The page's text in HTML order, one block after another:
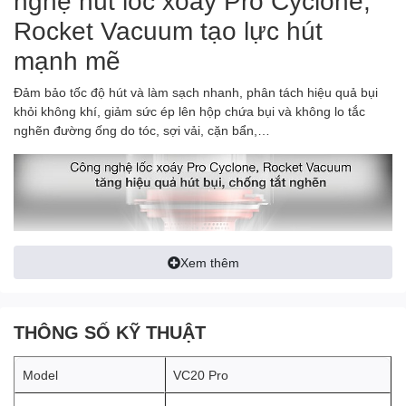
Rocket Vacuum tạo lực hút
mạnh mẽ
Đảm bảo tốc độ hút và làm sạch nhanh, phân tách hiệu quả bụi
khỏi không khí, giảm sức ép lên hộp chứa bụi và không lo tắc
nghẽn đường ống do tóc, sợi vải, cặn bẩn,…
Xem thêm
THÔNG SỐ KỸ THUẬT
Model VC20 Pro